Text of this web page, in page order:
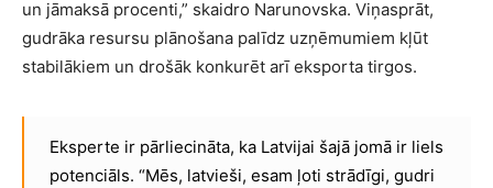
un jāmaksā procenti,” skaidro Narunovska. Viņasprāt,
gudrāka resursu plānošana palīdz uzņēmumiem kļūt
stabilākiem un drošāk konkurēt arī eksporta tirgos.
Eksperte ir pārliecināta, ka Latvijai šajā jomā ir liels
potenciāls. “Mēs, latvieši, esam ļoti strādīgi, gudri